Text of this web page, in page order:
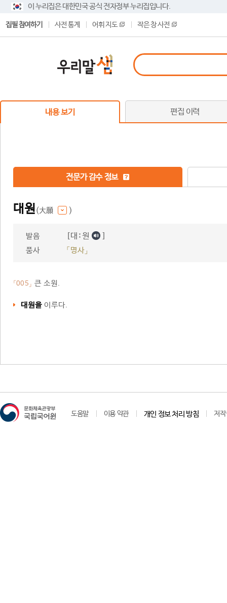
이 누리집은 대한민국 공식 전자정부 누리집입니다.
집필 참여하기 사전 통계 어휘 지도 작은 창 사전
내용 보기 편집 이력
전문가 감수 정보
대원(大願 )
발음 [대ː원 ]
품사 「명사」
「005」 큰 소원.
대원을 이루다.
도움말 이용 약관 개인 정보 처리 방침 저